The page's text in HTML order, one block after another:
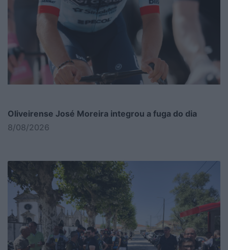
Oliveirense José Moreira integrou a fuga do dia
8/08/2026